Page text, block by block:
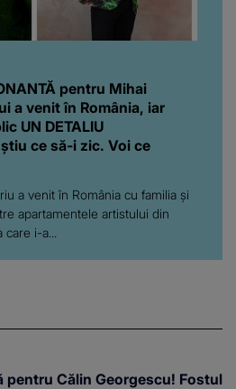
pentru Mihai
a venit în România, iar
UN DETALIU
știu ce să-i zic. Voi ce
a venit în România cu familia și
apartamentele artistului din
care i-a...
pentru Călin Georgescu! Fostul